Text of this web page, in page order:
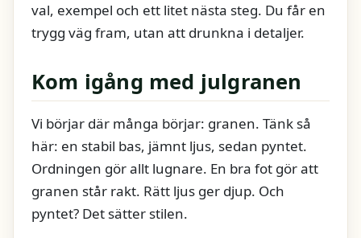
val, exempel och ett litet nästa steg. Du får en
trygg väg fram, utan att drunkna i detaljer.
Kom igång med julgranen
Vi börjar där många börjar: granen. Tänk så
här: en stabil bas, jämnt ljus, sedan pyntet.
Ordningen gör allt lugnare. En bra fot gör att
granen står rakt. Rätt ljus ger djup. Och
pyntet? Det sätter stilen.